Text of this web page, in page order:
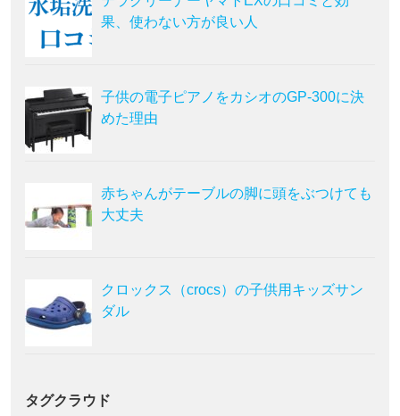
果、使わない方が良い人
子供の電子ピアノをカシオのGP-300に決
めた理由
赤ちゃんがテーブルの脚に頭をぶつけても
大丈夫
クロックス（crocs）の子供用キッズサン
ダル
タグクラウド